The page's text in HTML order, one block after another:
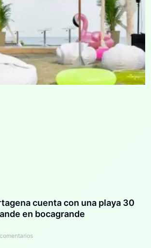
cuenta con una playa 30
en bocagrande